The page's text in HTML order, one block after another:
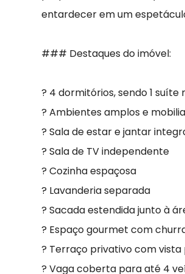
entardecer em um
### Destaques do imóvel:
? 4 dormitórios, sendo 1
? Ambientes amplos e
? Sala de estar e jantar
? Sala de TV independente
? Cozinha espaçosa
? Lavanderia separada
? Sacada estendida junto à
? Espaço gourmet com
? Terraço privativo com
? Vaga coberta para até 4